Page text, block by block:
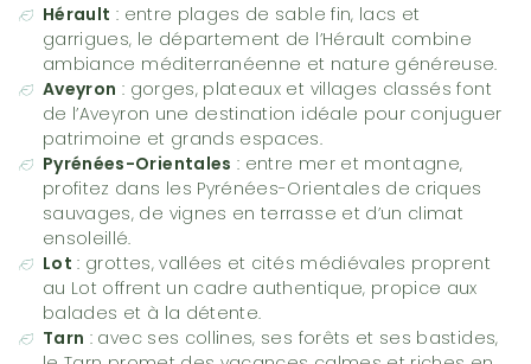
Hérault : entre plages de sable fin, lacs et
garrigues, le département de l’Hérault combine
ambiance méditerranéenne et nature généreuse.
Aveyron : gorges, plateaux et villages classés font
de l’Aveyron une destination idéale pour conjuguer
patrimoine et grands espaces.
Pyrénées-Orientales : entre mer et montagne,
profitez dans les Pyrénées-Orientales de criques
sauvages, de vignes en terrasse et d’un climat
ensoleillé.
Lot : grottes, vallées et cités médiévales proprent
au Lot offrent un cadre authentique, propice aux
balades et à la détente.
Tarn : avec ses collines, ses forêts et ses bastides,